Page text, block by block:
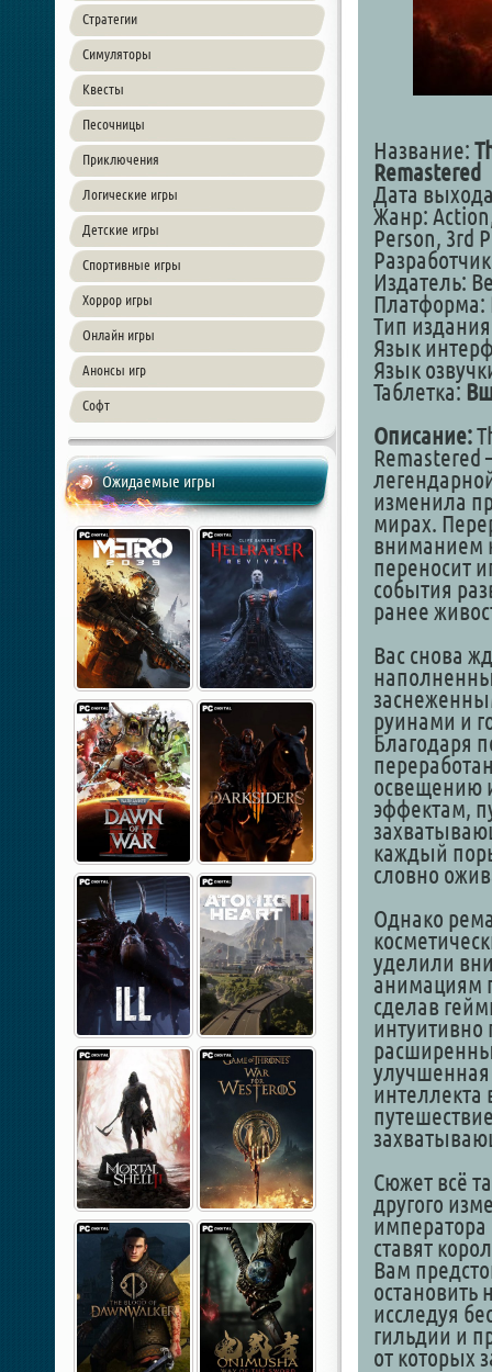
Стратегии
Симуляторы
Квесты
Песочницы
Приключения
Логические игры
Детские игры
Спортивные игры
Хоррор игры
Онлайн игры
Анонсы игр
Софт
Ожидаемые игры
Название:
Remastered
Дата
Жанр:
Person, 3rd
Издатель:
Платформа:
Тип
Язык
Язык
Таблетка:
Описание:
Remastered
изменила
мирах.
вниманием
переносит
события
ранее
Вас снова
руинами и
Благодаря
освещению
эффектам,
каждый
словно
Однако
уделили
анимациям
сделав
улучшенная
интеллекта
Сюжет всё
другого
императора
ставят
Вам
остановить
исследуя
гильдии и
от которых